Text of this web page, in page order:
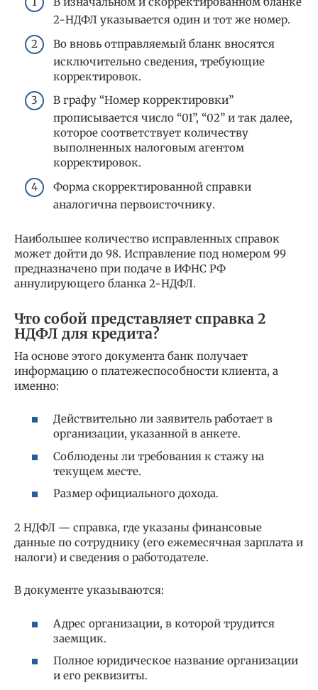
2-НДФЛ указывается один и тот же номер.
Во вновь отправляемый бланк вносятся
исключительно сведения, требующие
корректировок.
В графу “Номер корректировки”
прописывается число “01”, “02” и так далее,
которое соответствует количеству
выполненных налоговым агентом
корректировок.
Форма скорректированной справки
аналогична первоисточнику.
Наибольшее количество исправленных справок
может дойти до 98. Исправление под номером 99
предназначено при подаче в ИФНС РФ
аннулирующего бланка 2-НДФЛ.
Что собой представляет справка 2
НДФЛ для кредита?
На основе этого документа банк получает
информацию о платежеспособности клиента, а
именно:
Действительно ли заявитель работает в
организации, указанной в анкете.
Соблюдены ли требования к стажу на
текущем месте.
Размер официального дохода.
2 НДФЛ — справка, где указаны финансовые
данные по сотруднику (его ежемесячная зарплата и
налоги) и сведения о работодателе.
В документе указываются:
Адрес организации, в которой трудится
заемщик.
Полное юридическое название организации
и его реквизиты.